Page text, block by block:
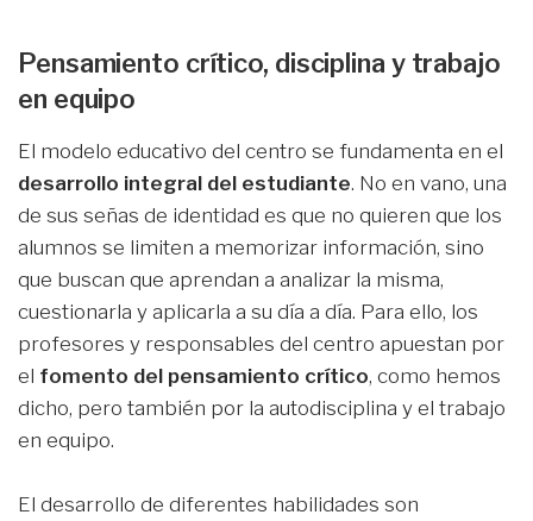
Pensamiento crítico, disciplina y trabajo
en equipo
El modelo educativo del centro se fundamenta en el
desarrollo integral del estudiante. No en vano, una
de sus señas de identidad es que no quieren que los
alumnos se limiten a memorizar información, sino
que buscan que aprendan a analizar la misma,
cuestionarla y aplicarla a su día a día. Para ello, los
profesores y responsables del centro apuestan por
el fomento del pensamiento crítico, como hemos
dicho, pero también por la autodisciplina y el trabajo
en equipo.
El desarrollo de diferentes habilidades son